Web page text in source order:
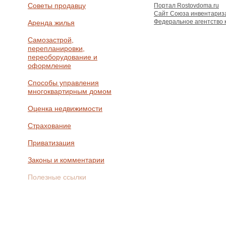
Советы продавцу
Аренда жилья
Самозастрой,
перепланировки,
переоборудование и
оформление
Способы управления
многоквартирным домом
Оценка недвижимости
Страхование
Приватизация
Законы и комментарии
Полезные ссылки
Портал Rostovdoma.ru
Сайт Союза
Федеральное агентство